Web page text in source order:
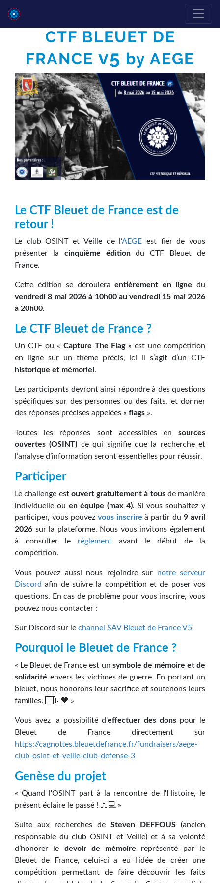
CTF BLEUET DE
FRANCE v5 by AEGE
Le CTF Bleuet de France est de
retour !
Le club OSINT et Veille de l’AEGE est fier de vous
présenter la cinquième éditiondu CTF Bleuet de
France.
Cette édition se dérouleraentièrement en ligne du
vendredi 8 mai 2026 à 10h00 au vendredi 15 mai 2026
à 20h00.
Le CTF Bleuet de France ?
Un CTF ou « Capture The Flag» est une compétition
en ligne sur un thème précis, ici il s’agit d’un CTF
historique et mémoriel .
Les participants devront ainsi répondre à des questions
spécifiques sur des personnes ou des faits, et donner
des réponses précises appelées « flags ».
Toutes les réponses sont accessibles en sources
ouvertes (OSINT) ce qui signifie que la recherche et
l’analyse d’information seront essentielles pour réussir.
Participer
Le challenge est ouvert gratuitement à tousde manière
individuelle ou en équipe (max 4). Si vous souhaitez y
participer, vous pouvez vous inscrire à partir du9 avril
2026 sur la plateforme. Nous vous invitons également
à consulter le règlementavant le début de la
compétition.
Vous pouvez aussi nous rejoindre sur notre serveur
Discord afin de suivre la compétition et de poser vos
questions. En cas de problème pour vous inscrire, vous
pouvez nous contacter :
Sur Discord sur le channel SAV Bleuet de France V5.
Pourquoi le Bleuet de France ?
« Le Bleuet de France est un symbole de mémoire et de
solidarité envers les victimes de guerre. En portant un
bleuet, nous honorons leur sacrifice et soutenons leurs
familles. 🇫🇷💙 »
Vous avez la possibilité d'effectuer des dons pour le
Bleuet de France directement sur
https://cagnottes.bleuetdefrance.fr/fundraisers/aege-
club-osint-et-veille-club-defense-3
Genèse du projet
« Quand l'OSINT part à la rencontre de l'Histoire, le
présent éclaire le passé ! 📖💻 »
Suite aux recherches de Steven DEFFOUS (ancien
responsable du club OSINT et Veille) et à sa volonté
d’honorer le devoir de mémoire représenté par le
Bleuet de France, celui-ci a eu l’idée de créer une
compétition permettant de faire découvrir les faits